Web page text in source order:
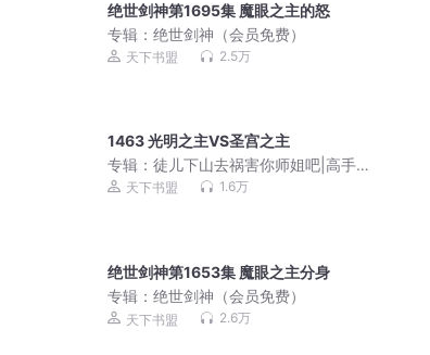
绝世剑神第1695集 魔眼之主的怒
专辑：绝世剑神（会员免费）
天下书盟 2.5万
1463 光明之主VS圣宫之主
专辑：徒儿下山去祸害你师姐吧|高手下
山，我有九个无敌师父
天下书盟 1.6万
绝世剑神第1653集 魔眼之主分身
专辑：绝世剑神（会员免费）
天下书盟 2.6万